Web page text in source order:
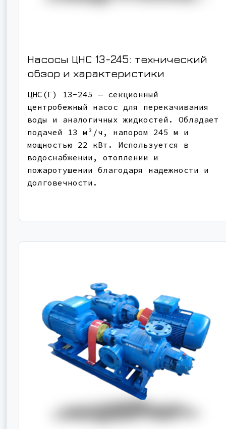
Насосы ЦНС 13-245: технический
обзор и характеристики
ЦНС(Г) 13-245 — секционный
центробежный насос для перекачивания
воды и аналогичных жидкостей. Обладает
подачей 13 м³/ч, напором 245 м и
мощностью 22 кВт. Используется в
водоснабжении, отоплении и
пожаротушении благодаря надежности и
долговечности.